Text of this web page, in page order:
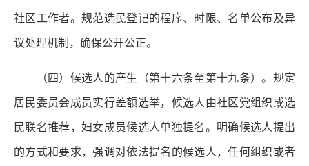
社区工作者。规范选民登记的程序、时限、名单公布及异
议处理机制，确保公开公正。
（四）候选人的产生（第十六条至第十九条）。规定
居民委员会成员实行差额选举，候选人由社区党组织或选
民联名推荐，妇女成员候选人单独提名。明确候选人提出
的方式和要求，强调对依法提名的候选人，任何组织或者